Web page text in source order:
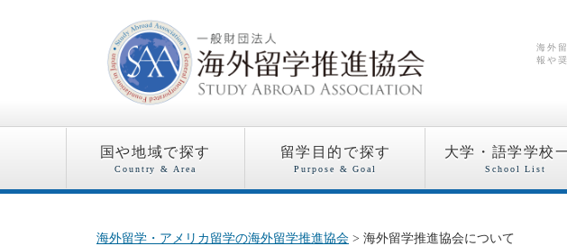
海外
報や
国や地域で探す
Country & Area
留学目的で探す
Purpose & Goal
大学・語学学校
School List
海外留学・アメリカ留学の海外留学推進協会 > 海外留学推進協会について